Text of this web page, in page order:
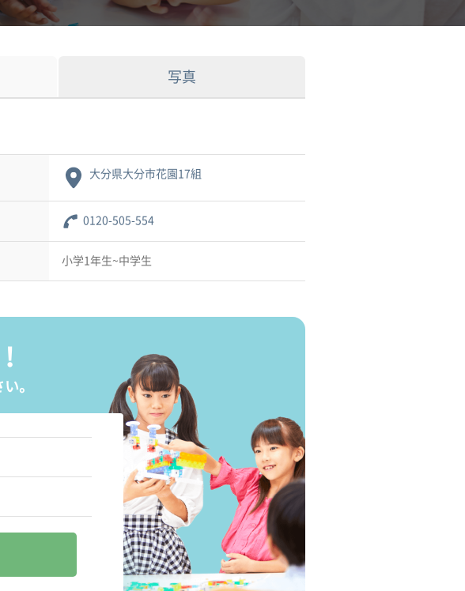
写真
大分県大分市花園17組
0120-505-554
小学1年生~中学生
。